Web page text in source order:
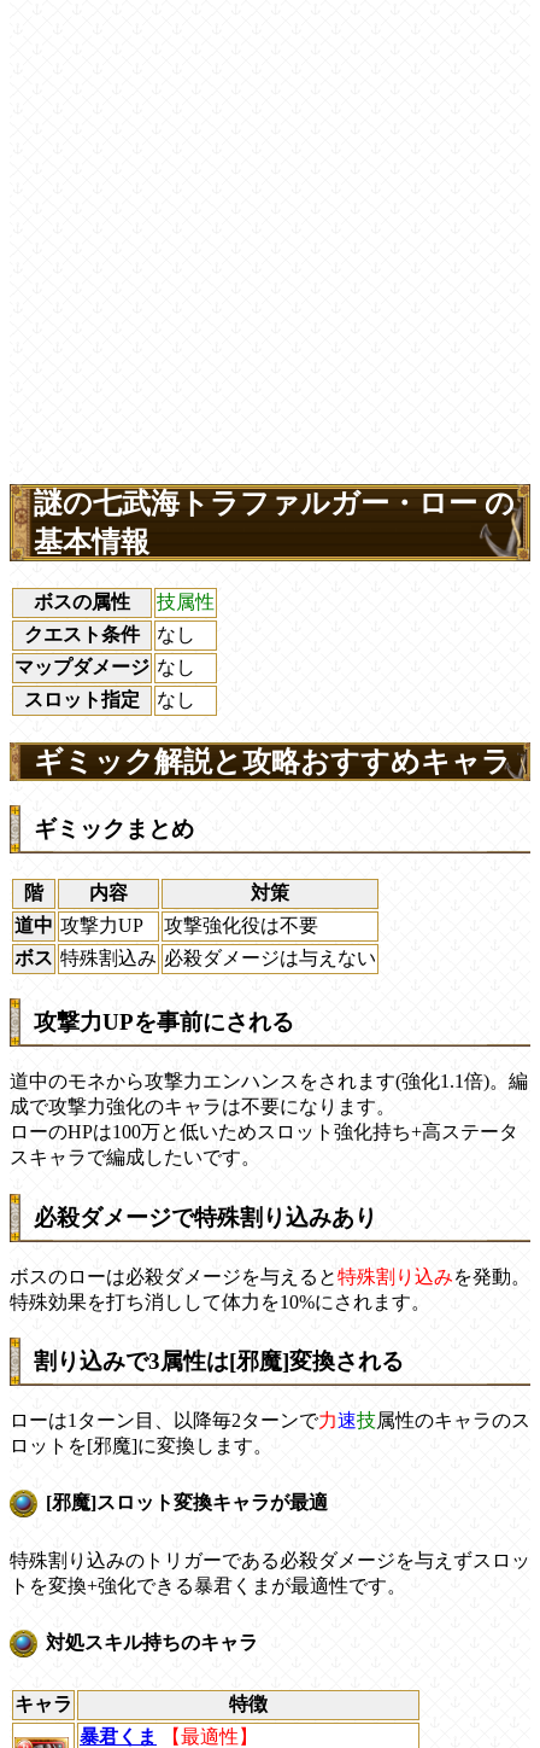
謎の七武海トラファルガー・ロー の
基本情報
ボスの属性
技属性
クエスト条件
なし
マップダメージ なし
スロット指定
なし
ギミック解説と攻略おすすめキャラ
ギミックまとめ
階 内容
対策
道中 攻撃力UP
攻撃強化役は不要
ボス 特殊割込み 必殺ダメージは与えない
攻撃力UPを事前にされる
道中のモネから攻撃力エンハンスをされます(強化1.1倍)。編
成で攻撃力強化のキャラは不要になります。
ローのHPは100万と低いためスロット強化持ち+高ステータ
スキャラで編成したいです。
必殺ダメージで特殊割り込みあり
ボスのローは必殺ダメージを与えると特殊割り込みを発動。
特殊効果を打ち消しして体力を10%にされます。
割り込みで3属性は[邪魔]変換される
ローは1ターン目、以降毎2ターンで力速技属性のキャラのス
ロットを[邪魔]に変換します。
[邪魔]スロット変換キャラが最適
特殊割り込みのトリガーである必殺ダメージを与えずスロッ
トを変換+強化できる暴君くまが最適性です。
対処スキル持ちのキャラ
キャラ
特徴
暴君くま
【最適性】